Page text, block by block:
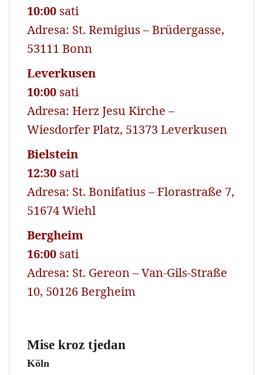
10:00 sati
Adresa: St. Remigius – Brüdergasse,
53111 Bonn
Leverkusen
10:00 sati
Adresa: Herz Jesu Kirche –
Wiesdorfer Platz, 51373 Leverkusen
Bielstein
12:30 sati
Adresa: St. Bonifatius – Florastraße 7,
51674 Wiehl
Bergheim
16:00 sati
Adresa: St. Gereon – Van-Gils-Straße
10, 50126 Bergheim
Mise kroz tjedan
Köln